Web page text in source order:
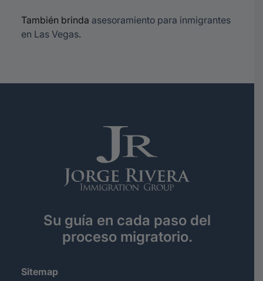
También brinda asesoramiento para inmigrantes
en Las Vegas.
Su guía en cada paso del
proceso migratorio.
Sitemap